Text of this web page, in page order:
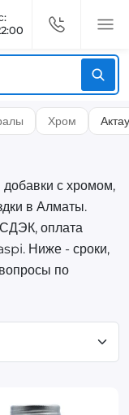
Хром Актау
с хромом,
в Алматы.
СДЭК, оплата
Ниже - сроки,
по